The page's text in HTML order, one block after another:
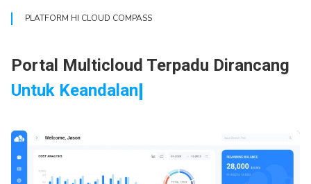
PLATFORM HI CLOUD COMPASS
Portal Multicloud Terpadu Dirancang
Untuk